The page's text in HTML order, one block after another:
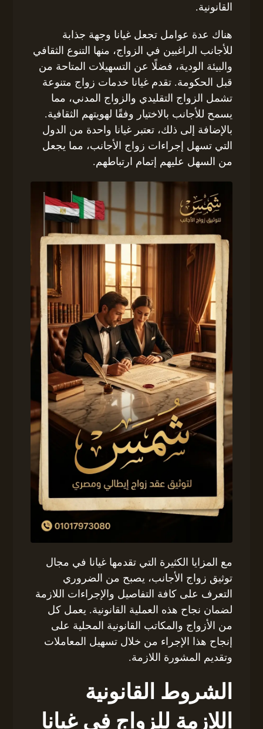
القانونية.
هناك عدة عوامل تجعل غيانا وجهة جذابة
للأجانب الراغبين في الزواج، منها التنوع الثقافي
والبيئة الودية، فضلًا عن التسهيلات المتاحة من
قبل الحكومة. تقدم غيانا خدمات زواج متنوعة
تشمل الزواج التقليدي والزواج المدني، مما
يسمح للأجانب بالاختيار وفقًا لهويتهم الثقافية.
بالإضافة إلى ذلك، تعتبر غيانا واحدة من الدول
التي تسهل إجراءات زواج الأجانب، مما يجعل
من السهل عليهم إتمام ارتباطهم.
مع المزايا الكثيرة التي تقدمها غيانا في مجال
توثيق زواج الأجانب، يصبح من الضروري
التعرف على كافة التفاصيل والإجراءات اللازمة
لضمان نجاح هذه العملية القانونية. يعمل كل
من الأزواج والمكاتب القانونية المحلية على
إنجاح هذا الإجراء من خلال تسهيل المعاملات
وتقديم المشورة اللازمة.
الشروط القانونية
اللازمة للزواج في غيانا